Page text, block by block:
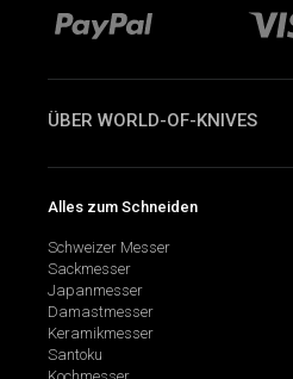
ÜBER WORLD-OF-KNIVES
Alles zum Schneiden
Schweizer Messer
Sackmesser
Japanmesser
Damastmesser
Keramikmesser
Santoku